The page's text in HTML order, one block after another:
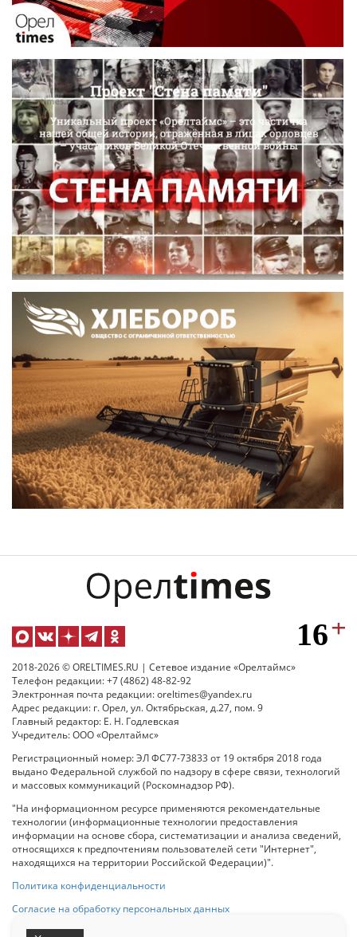
2018-2026 © ORELTIMES.RU | Сетевое издание «Орелтаймс»
Телефон редакции: +7 (4862) 48-82-92
Электронная почта редакции: oreltimes@yandex.ru
Адрес редакции: г. Орел, ул. Октябрьская, д.27, пом. 9
Главный редактор: Е. Н. Годлевская
Учредитель: ООО «Орелтаймс»
Регистрационный номер: ЭЛ ФС77-73833 от 19 октября 2018 года
выдано Федеральной службой по надзору в сфере связи, технологий
и массовых коммуникаций (Роскомнадзор РФ).
"На информационном ресурсе применяются рекомендательные
технологии (информационные технологии предоставления
информации на основе сбора, систематизации и анализа сведений,
относящихся к предпочтениям пользователей сети "Интернет",
находящихся на территории Российской Федерации)".
Политика конфиденциальности
Согласие на обработку персональных данных